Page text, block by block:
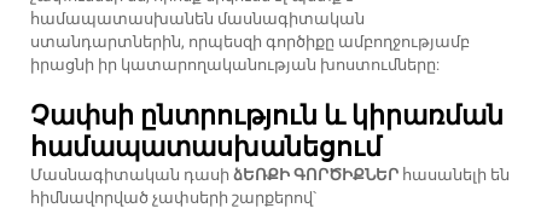
համապատասխանեն մասնագիտական
ստանդարտներին, որպեսզի գործիքը ամբողջությամբ
իրացնի իր կատարողականության խոստումները:
Չափսի ընտրություն և կիրառման
համապատասխանեցում
Մասնագիտական դասի ձԵՌՔԻ ԳՈՐԾԻՔՆԵՐ հասանելի են
հիմնավորված չափսերի շարքերով՝